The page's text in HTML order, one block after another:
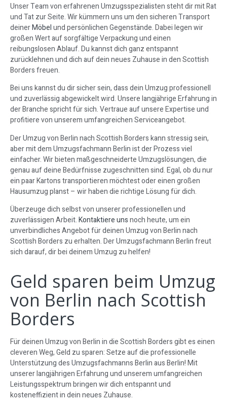
Unser Team von erfahrenen Umzugsspezialisten steht dir mit Rat
und Tat zur Seite. Wir kümmern uns um den sicheren Transport
deinerMöbelund persönlichen Gegenstände. Dabei legen wir
großen Wert auf sorgfältige Verpackung und einen
reibungslosen Ablauf. Du kannst dich ganz entspannt
zurücklehnen und dich auf dein neues Zuhause in den Scottish
Borders freuen.
Bei uns kannst du dir sicher sein, dass dein Umzug professionell
und zuverlässig abgewickelt wird. Unsere langjährige Erfahrung in
der Branche spricht für sich. Vertraue auf unsere Expertise und
profitiere von unserem umfangreichen Serviceangebot.
Der Umzug von Berlin nach Scottish Borders kann stressig sein,
aber mit dem Umzugsfachmann Berlin ist der Prozess viel
einfacher. Wir bieten maßgeschneiderte Umzugslösungen, die
genau auf deine Bedürfnisse zugeschnitten sind. Egal, ob du nur
ein paar Kartons transportieren möchtest oder einen großen
Hausumzug planst – wir haben die richtige Lösung für dich.
Überzeuge dich selbst von unserer professionellen und
zuverlässigen Arbeit.Kontaktiere unsnoch heute, um ein
unverbindliches Angebot für deinen Umzug von Berlin nach
Scottish Borders zu erhalten. Der Umzugsfachmann Berlin freut
sich darauf, dir bei deinem Umzug zu helfen!
Geld sparen beim Umzug
von Berlin nach Scottish
Borders
Für deinen Umzug von Berlin in die Scottish Borders gibt es einen
cleveren Weg, Geld zu sparen: Setze auf die professionelle
Unterstützung des Umzugsfachmanns Berlin aus Berlin! Mit
unserer langjährigen Erfahrung und unserem umfangreichen
Leistungsspektrum bringen wir dich entspannt und
kosteneffizient in dein neues Zuhause.